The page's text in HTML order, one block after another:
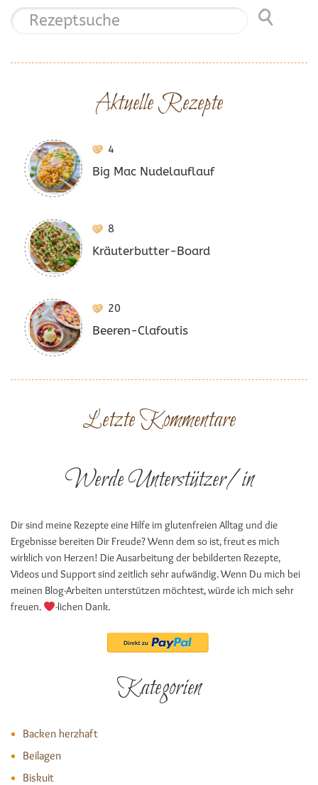
Aktuelle Rezepte
4
Big Mac Nudelauflauf
8
Kräuterbutter-Board
20
Beeren-Clafoutis
Letzte Kommentare
Werde Unterstützer/in
Dir sind meine Rezepte eine Hilfe im glutenfreien Alltag und die
Ergebnisse bereiten Dir Freude? Wenn dem so ist, freut es mich
wirklich von Herzen! Die Ausarbeitung der bebilderten Rezepte,
Videos und Support sind zeitlich sehr aufwändig. Wenn Du mich bei
meinen Blog-Arbeiten unterstützen möchtest, würde ich mich sehr
freuen.
-lichen Dank.
Kategorien
Backen herzhaft
Beilagen
Biskuit